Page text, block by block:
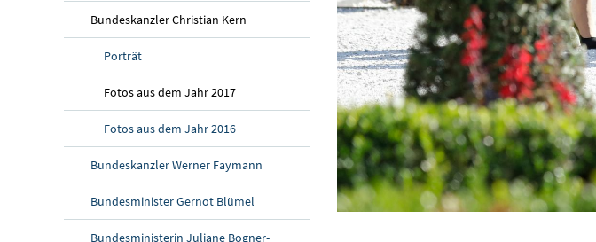
Bundeskanzler Christian Kern
Porträt
Fotos aus dem Jahr 2017
Fotos aus dem Jahr 2016
Bundeskanzler Werner Faymann
Bundesminister Gernot Blümel
Bundesministerin Juliane Bogner-